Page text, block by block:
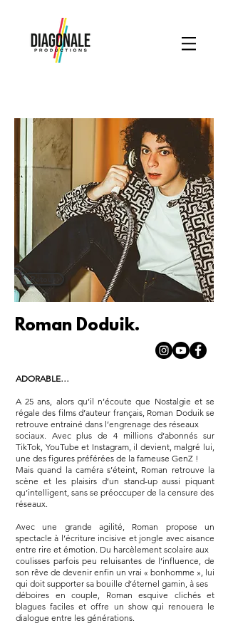
Retour
Roman Doduik.
ADORABLE…
A 25 ans, alors qu’il n’écoute que Nostalgie et se
régale des films d’auteur français, Roman Doduik se
retrouve entrainé dans l’engrenage des réseaux
sociaux. Avec plus de 4 millions d’abonnés sur
TikTok, YouTube et Instagram, il devient, malgré lui,
une des figures préférées de la fameuse GenZ !
Mais quand la caméra s’éteint, Roman retrouve la
scène et les plaisirs d’un stand-up aussi piquant
qu’intelligent, sans se préoccuper de la censure des
réseaux.
Avec une grande agilité, Roman propose un
spectacle à l’écriture incisive et jongle avec aisance
entre rire et émotion. Du harcèlement scolaire aux
coulisses parfois peu reluisantes de l’influence, de
son rêve de devenir enfin un vrai « bonhomme », lui
qui doit supporter sa bouille d’éternel gamin, à ses
déboires en couple, Roman esquive clichés et
blagues faciles et offre un show qui renouera le
dialogue entre les générations.